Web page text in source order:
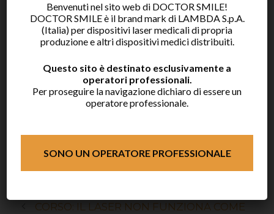
Sigillature Laser
Desensibilizzazione Laser
Trattamenti Parodontali Laser
Discussione dei casi trattati
ORE 11.30-12.00 COFFEE BREAK
completo
Eventi
CORSO: IL LASER NON FUNZIONA COME
Benvenuti nel sito web di DOCTOR SMILE!
DOCTOR SMILE è il brand mark di LAMBDA S.p.A.
(Italia) per dispositivi laser medicali di propria
produzione e altri dispositivi medici distribuiti.
Questo sito è destinato esclusivamente a
operatori professionali.
Per proseguire la navigazione dichiaro di essere un
operatore professionale.
SONO UN OPERATORE PROFESSIONALE